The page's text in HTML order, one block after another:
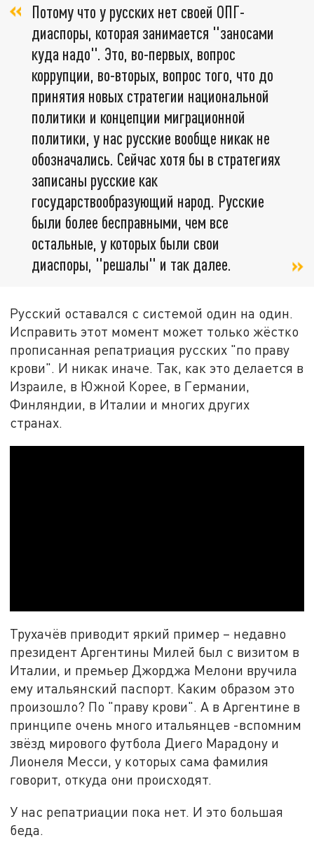
Потому что у русских нет своей ОПГ-
диаспоры, которая занимается "заносами
куда надо". Это, во-первых, вопрос
коррупции, во-вторых, вопрос того, что до
принятия новых стратегии национальной
политики и концепции миграционной
политики, у нас русские вообще никак не
обозначались. Сейчас хотя бы в стратегиях
записаны русские как
государствообразующий народ. Русские
были более бесправными, чем все
остальные, у которых были свои
диаспоры, "решалы" и так далее.
Русский оставался с системой один на один.
Исправить этот момент может только жёстко
прописанная репатриация русских "по праву
крови". И никак иначе. Так, как это делается в
Израиле, в Южной Корее, в Германии,
Финляндии, в Италии и многих других
странах.
Трухачёв приводит яркий пример – недавно
президент Аргентины Милей был с визитом в
Италии, и премьер Джорджа Мелони вручила
ему итальянский паспорт. Каким образом это
произошло? По "праву крови". А в Аргентине в
принципе очень много итальянцев -вспомним
звёзд мирового футбола Диего Марадону и
Лионеля Месси, у которых сама фамилия
говорит, откуда они происходят.
У нас репатриации пока нет. И это большая
беда.